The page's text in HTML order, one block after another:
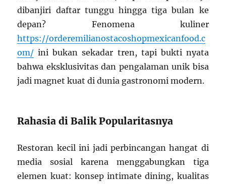
dibanjiri daftar tunggu hingga tiga bulan ke
depan? Fenomena kuliner
https://orderemilianostacoshopmexicanfood.c
om/ ini bukan sekadar tren, tapi bukti nyata
bahwa eksklusivitas dan pengalaman unik bisa
jadi magnet kuat di dunia gastronomi modern.
Rahasia di Balik Popularitasnya
Restoran kecil ini jadi perbincangan hangat di
media sosial karena menggabungkan tiga
elemen kuat: konsep intimate dining, kualitas